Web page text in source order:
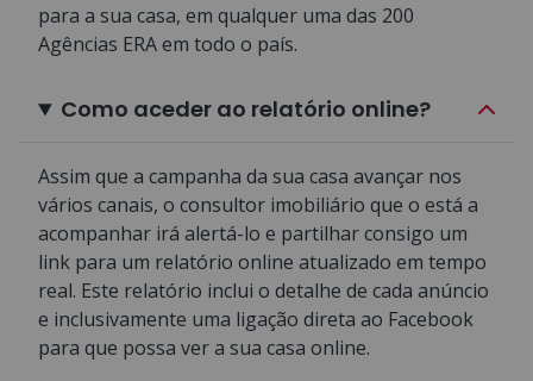
para a sua casa, em qualquer uma das 200
Agências ERA em todo o país.
Como aceder ao relatório online?
Assim que a campanha da sua casa avançar nos
vários canais, o consultor imobiliário que o está a
acompanhar irá alertá-lo e partilhar consigo um
link para um relatório online atualizado em tempo
real. Este relatório inclui o detalhe de cada anúncio
e inclusivamente uma ligação direta ao Facebook
para que possa ver a sua casa online.